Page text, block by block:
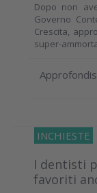
Dopo non
Governo
Crescita,
super-
INCHIESTE
I dentisti
favoriti